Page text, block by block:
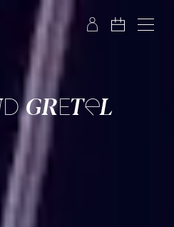
Zum Footer springen
GRE­TEL